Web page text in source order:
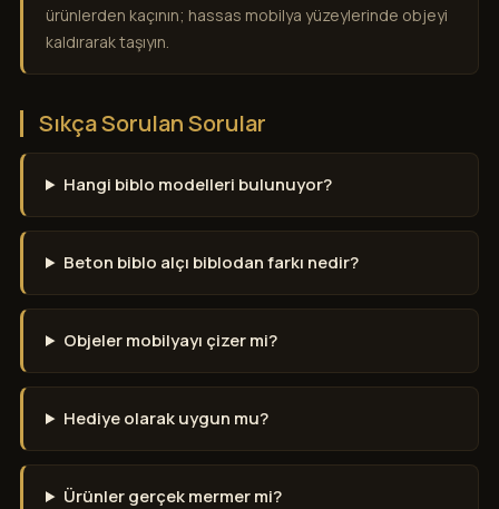
ürünlerden kaçının; hassas mobilya yüzeylerinde objeyi
kaldırarak taşıyın.
Sıkça Sorulan Sorular
Hangi biblo modelleri bulunuyor?
Beton biblo alçı biblodan farkı nedir?
Objeler mobilyayı çizer mi?
Hediye olarak uygun mu?
Ürünler gerçek mermer mi?